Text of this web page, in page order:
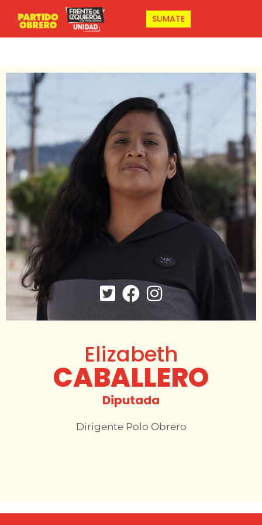
SUMATE
Elizabeth
CABALLERO
Diputada
Dirigente Polo Obrero